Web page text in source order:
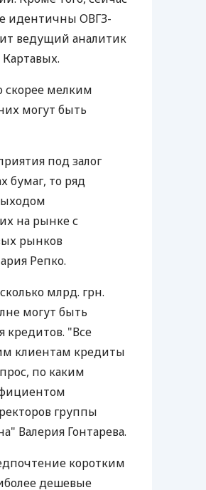
идентичны ОВГЗ-
ведущий аналитик
скорее мелким
могут быть
под залог
бумаг, то ряд
на рынке с
рынков
Репко.
млрд. грн.
могут быть
кредитов. "Все
клиентам кредиты
по каким
группы
Валерия Гонтарева.
коротким
дешевые